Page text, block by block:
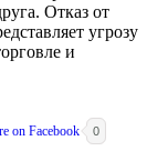
Отказ от
угрозу
и
0